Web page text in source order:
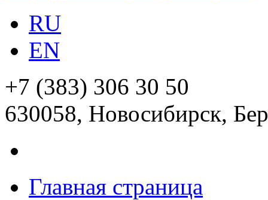
RU
EN
+7 (383) 306 30 50
630058, Новосибирск,
Главная страница